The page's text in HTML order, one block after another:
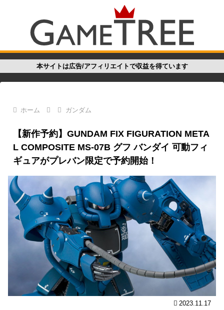
本サイトは広告/アフィリエイトで収益を得ています
ホーム ガンダム
【新作予約】GUNDAM FIX FIGURATION META
L COMPOSITE MS-07B グフ バンダイ 可動フィ
ギュアがプレバン限定で予約開始！
2023.11.17